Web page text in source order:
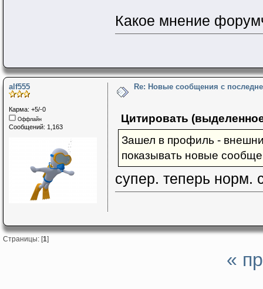
Какое мнение
alf555
Карма: +5/-0
Оффлайн
Сообщений: 1,163
Re: Новые сообщения с
Цитировать
Зашел в профиль -
показывать новые
супер. теперь норм.
Страницы: [1]
«